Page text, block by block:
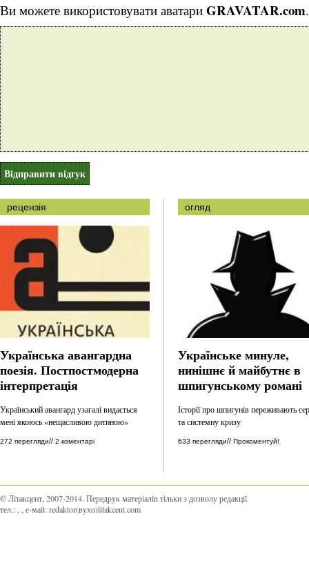
Ви можете використовувати аватари GRAVATAR.com.
рецензія
Українська авангардна
поезія. Постпостмодерна
інтерпретація
Український авангард узагалі видається
мені якоюсь «нещасливою дитиною»
272 перегляди// 2 коментарі
огляд
Українське минуле,
нинішнє й майбутнє в
шпигунському романі
Історії про шпигунів переживають
та системну кризу
633 перегляди// Прокоментуй!
© Літакцент, 2007-2014. Передрук матеріалів тільки з дозволу редакції.
тел.:
, е-маіl:redaktor(вухо)litakcent.com